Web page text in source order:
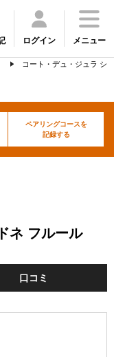
ログイン メニュー
コート・デュ・ジュラ シ
ペアリングコースを
記録する
ネ フルール
口コミ